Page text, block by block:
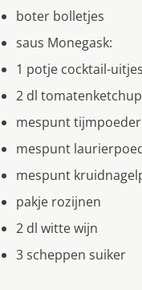
boter bolletjes
saus Monegask:
1 potje cocktail-
2 dl tomatenketchup
mespunt tijmpoeder
mespunt
mespunt
pakje rozijnen
2 dl witte wijn
3 scheppen suiker